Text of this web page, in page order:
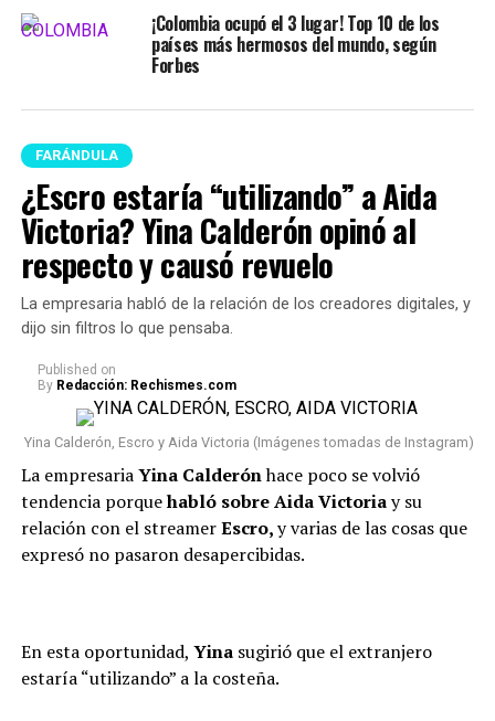
¡Colombia ocupó el 3 lugar! Top 10 de los
países más hermosos del mundo, según
Forbes
FARÁNDULA
¿Escro estaría “utilizando” a Aida
Victoria? Yina Calderón opinó al
respecto y causó revuelo
La empresaria habló de la relación de los creadores digitales, y
dijo sin filtros lo que pensaba.
Published on
By Redacción: Rechismes.com
Yina Calderón, Escro y Aida Victoria (Imágenes tomadas de Instagram)
La empresariaYina Calderónhace poco se volvió
tendencia porquehabló sobre Aida Victoriay su
relación con el streamerEscro,y varias de las cosas que
expresó no pasaron desapercibidas.
En esta oportunidad, Yinasugirió que el extranjero
estaría “utilizando” a la costeña.